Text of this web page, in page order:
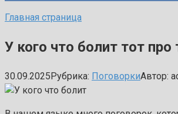
Главная страница
У кого что болит тот про
30.09.2025Рубрика: ПоговоркиАвтор: